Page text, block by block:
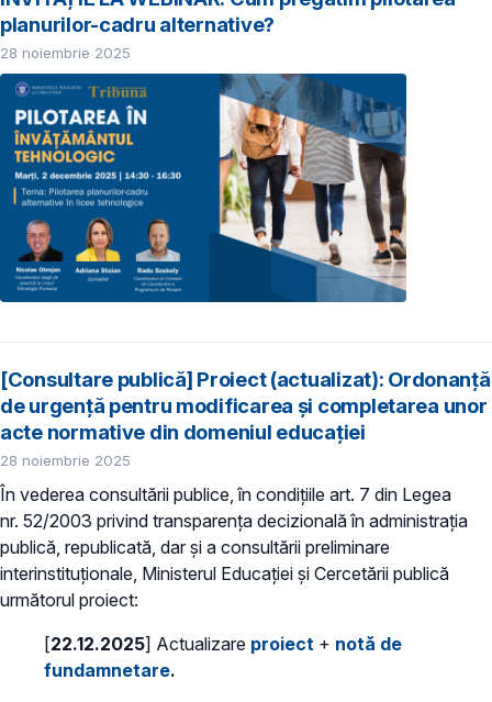
planurilor-cadru alternative?
28 noiembrie 2025
[Consultare publică] Proiect (actualizat): Ordonanță
de urgență pentru modificarea și completarea unor
acte normative din domeniul educației
28 noiembrie 2025
În vederea consultării publice, în condiţiile art. 7 din Legea
nr. 52/2003 privind transparenţa decizională în administraţia
publică, republicată, dar și a consultării preliminare
interinstituționale, Ministerul Educaţiei și Cercetării publică
următorul proiect:
[22.12.2025] Actualizare proiect + notă de
fundamnetare.